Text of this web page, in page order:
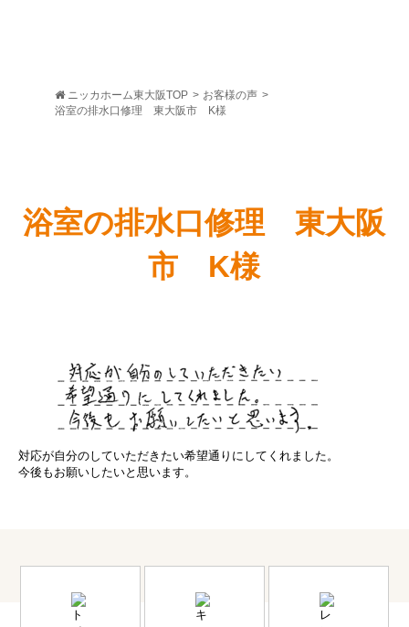
ニッカホーム東大阪TOP > お客様の声 >
浴室の排水口修理 東大阪市 K様
浴室の排水口修理 東大阪
市 K様
対応が自分のしていただきたい希望通りにしてくれました。
今後もお願いしたいと思います。